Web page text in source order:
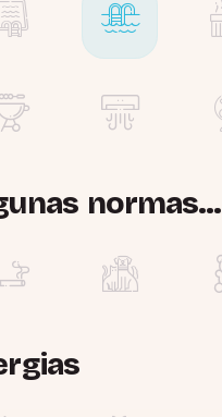
normas...